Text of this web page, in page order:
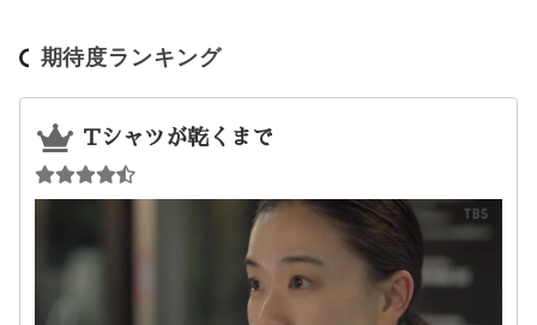
期待度ランキング
Tシャツが乾くまで